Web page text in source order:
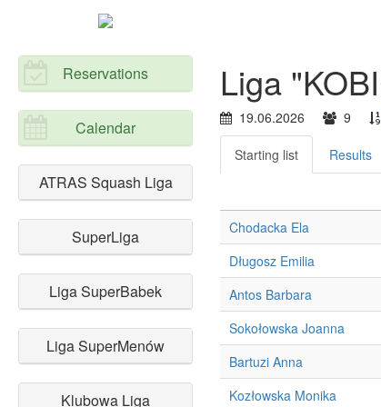
Reservations
Calendar
ATRAS Squash Liga
SuperLiga
Liga SuperBabek
Liga SuperMenów
Klubowa Liga
Liga
19.06.2026 9
Starting list Results
Chodacka Ela
Długosz Emilia
Antos Barbara
Sokołowska Joanna
Bartuzi Anna
Kozłowska Monika